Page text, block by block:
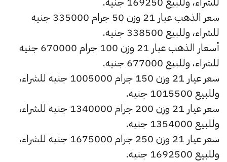
سعر الذهب عيار 21 وزن 50 جرام 335000 جنيه
للشراء، وللبيع 338500 جنيه.
أسعار الذهب عيار 21 وزن 100 جرام 670000 جنيه
للشراء، وللبيع 677000 جنيه.
سعر عيار 21 وزن 150 جرام 1005000 جنيه للشراء،
وللبيع 1015500 جنيه.
سعر عيار 21 وزن 200 جرام 1340000 جنيه للشراء،
وللبيع 1354000 جنيه.
سعر عيار 21 وزن 250 جرام 1675000 جنيه للشراء،
وللبيع 1692500 جنيه.